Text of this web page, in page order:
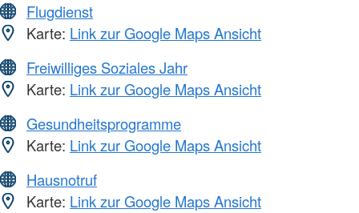
Flugdienst
Karte: Link zur Google Maps Ansicht
Freiwilliges Soziales Jahr
Karte: Link zur Google Maps Ansicht
Gesundheitsprogramme
Karte: Link zur Google Maps Ansicht
Hausnotruf
Karte: Link zur Google Maps Ansicht